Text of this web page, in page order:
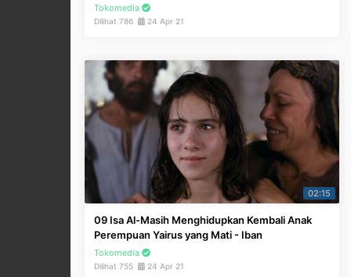
Tokomedia
Dilihat 786 24 Apr 21
02:15
09 Isa Al-Masih Menghidupkan Kembali Anak
Perempuan Yairus yang Mati - Iban
Tokomedia
Dilihat 755 24 Apr 21